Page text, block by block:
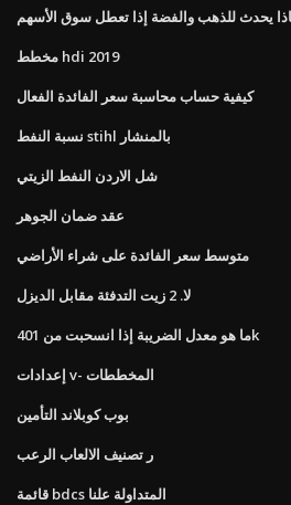
يحدث للذهب والفضة إذا تعطل سوق الأسهم
مخطط hdi 2019
كيفية حساب محاسبة سعر الفائدة الفعال
نسبة النفط stihl بالمنشار
شل الاردن النفط الزيتي
عقد ضمان الجوهر
متوسط ​​سعر الفائدة على شراء الأراضي
لا. 2 زيت التدفئة مقابل الديزل
ما هو معدل الضريبة إذا انسحبت من 401k
إعدادات v- المخططات
بوب كوبلاند التأمين
ر تصنيف الالعاب الرعب
قائمة bdcs المتداولة علنا